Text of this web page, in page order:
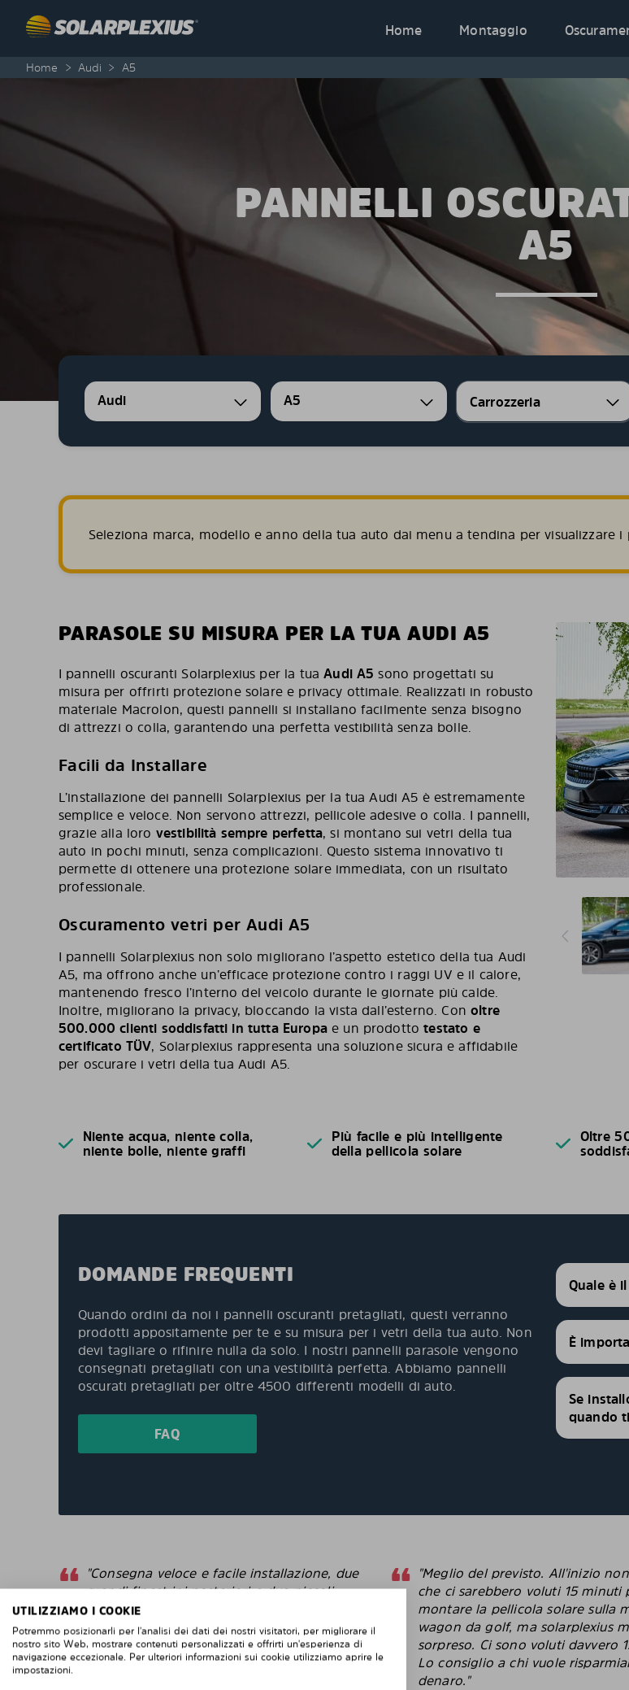
Home
Montaggio
Home > Audi > A5
PANNELLI
A5
Audi A5
Seleziona marca, modello e anno della tua auto dai menu a tendina per visualizzare
PARASOLE SU MISURA PER LA TUA AUDI A5
I pannelli oscuranti Solarplexius per la tuaAudi A5 sono progettati su
misura per offrirti protezione solare e privacy ottimale. Realizzati in robusto
materiale Macrolon, questi pannelli si installano facilmente senza bisogno
di attrezzi o colla, garantendo una perfetta vestibilità senza bolle.
Facili da Installare
L’installazione dei pannelli Solarplexius per la tua Audi A5 è estremamente
semplice e veloce. Non servono attrezzi, pellicole adesive o colla. I pannelli,
grazie alla loro vestibilità sempre perfetta, si montano sui vetri della tua
auto in pochi minuti, senza complicazioni. Questo sistema innovativo ti
permette di ottenere una protezione solare immediata, con un risultato
professionale.
Oscuramento vetri per Audi A5
I pannelli Solarplexius non solo migliorano l’aspetto estetico della tua Audi
A5, ma offrono anche un’efficace protezione contro i raggi UV e il calore,
mantenendo fresco l’interno del veicolo durante le giornate più calde.
Inoltre, migliorano la privacy, bloccando la vista dall’esterno. Conoltre
500.000 clienti soddisfatti in tutta Europae un prodottotestato e
certificato TÜV, Solarplexius rappresenta una soluzione sicura e affidabile
per oscurare i vetri della tua Audi A5.
Niente acqua, niente colla,
niente bolle, niente graffi
Più facile e più intelligente
della pellicola solare
Oltre
DOMANDE FREQUENTI
Quando ordini da noi i pannelli oscuranti pretagliati, questi verranno
prodotti appositamente per te e su misura per i vetri della tua auto. Non
devi tagliare o rifinire nulla da solo. I nostri pannelli parasole vengono
consegnati pretagliati con una vestibilità perfetta. Abbiamo pannelli
oscurati pretagliati per oltre 4500 differenti modelli di auto.
FAQ
Quale è
È
Se
quando
"Consegna veloce e facile installazione, due
grandi finestrini posteriori e due piccoli
finestrini posteriori sulle porte posteriori di
un Renault Trafic. Se vuoi rimuoverli, è facile,
se vuoi rimontarli, altrettanto facile. Difficile
da fallisce con l'installazione. Penso che
"Meglio del previsto. All'inizio
che ci sarebbero voluti 15 minuti
montare la pellicola solare sulla
wagon da golf, ma solarplexius
sorpreso. Ci sono voluti davvero
Lo consiglio a chi vuole
denaro."
UTILIZZIAMO I COOKIE
Potremmo posizionarli per l'analisi dei dati dei nostri visitatori, per migliorare il
nostro sito Web, mostrare contenuti personalizzati e offrirti un'esperienza di
navigazione eccezionale. Per ulteriori informazioni sui cookie utilizziamo aprire le
impostazioni.